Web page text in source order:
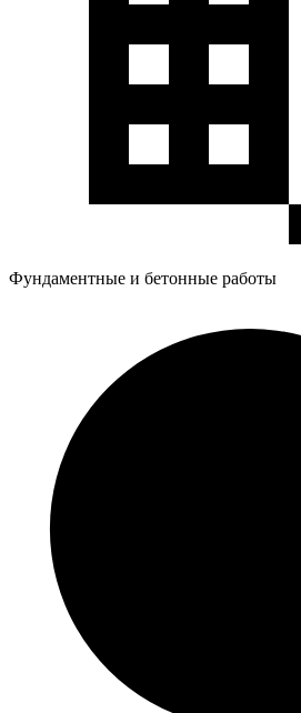
Фундаментные и бетонные работы